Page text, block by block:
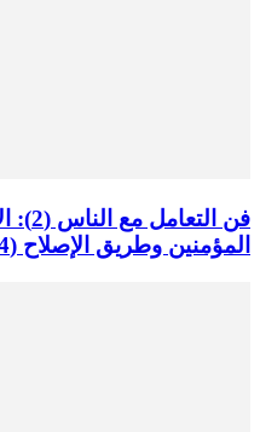
فن
المؤمنين وطريق الإصلاح (2026/7/24)